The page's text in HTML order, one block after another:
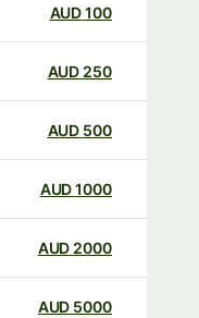
100
AUD
250
AUD
500
AUD
1000
AUD
2000
AUD
5000
AUD